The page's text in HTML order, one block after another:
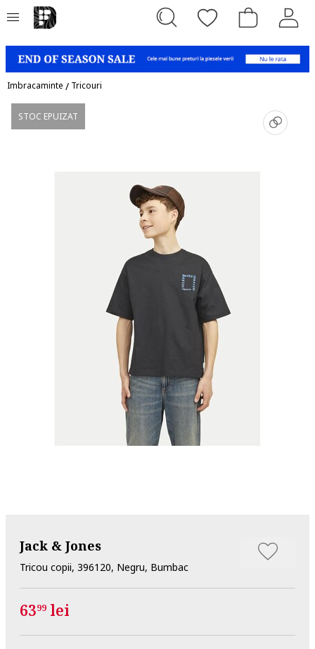
Imbracaminte / Tricouri
STOC EPUIZAT
Jack & Jones
Tricou copii, 396120, Negru, Bumbac
6399 lei